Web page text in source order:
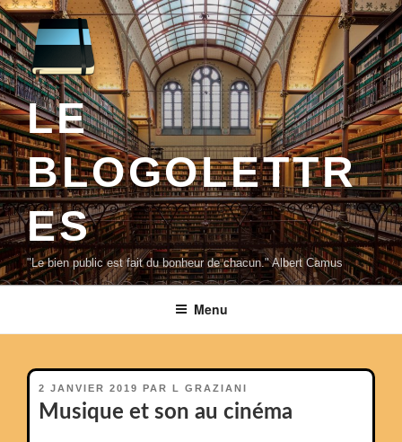
Aller
au
contenu
principal
LE
BLOGOLETTR
ES
"Le bien public est fait du bonheur de chacun." Albert Camus
Menu
PUBLIÉ
LE
2 JANVIER 2019 PAR L GRAZIANI
Musique et son au cinéma